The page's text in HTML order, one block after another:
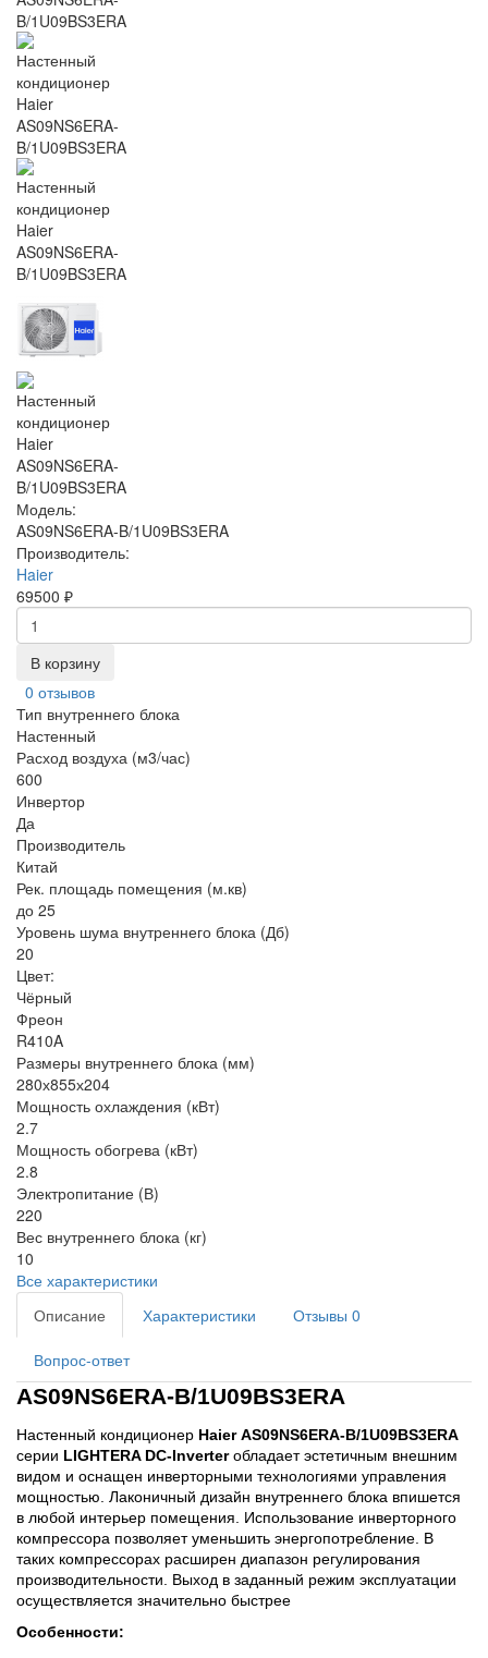
Модель:
AS09NS6ERA-B/1U09BS3ERA
Производитель:
Haier
69500 ₽
В корзину
0 отзывов
Тип внутреннего блока
Настенный
Расход воздуха (м3/час)
600
Инвертор
Да
Производитель
Китай
Рек. площадь помещения (м.кв)
до 25
Уровень шума внутреннего блока (Дб)
20
Цвет:
Чёрный
Фреон
R410A
Размеры внутреннего блока (мм)
280х855х204
Мощность охлаждения (кВт)
2.7
Мощность обогрева (кВт)
2.8
Электропитание (В)
220
Вес внутреннего блока (кг)
10
Все характеристики
Описание
Характеристики Отзывы 0
Вопрос-ответ
AS09NS6ERA-B/1U09BS3ERA
Настенный кондиционер
Haier AS09NS6ERA-B/1U09BS3ERA
серии LIGHTERA DC-Inverter обладает эстетичным внешним
видом и оснащен инверторными технологиями управления
мощностью. Лаконичный дизайн внутреннего блока впишется
в любой интерьер помещения. Использование инверторного
компрессора позволяет уменьшить энергопотребление. В
таких компрессорах расширен диапазон регулирования
производительности. Выход в заданный режим эксплуатации
осуществляется значительно быстрее
Особенности: